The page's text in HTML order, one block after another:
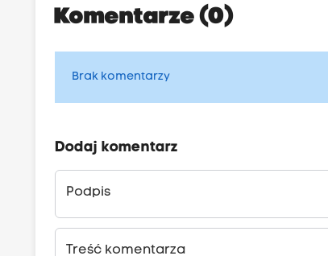
Komentarze (0)
Brak komentarzy
Dodaj komentarz
Podpis
Treść komentarza